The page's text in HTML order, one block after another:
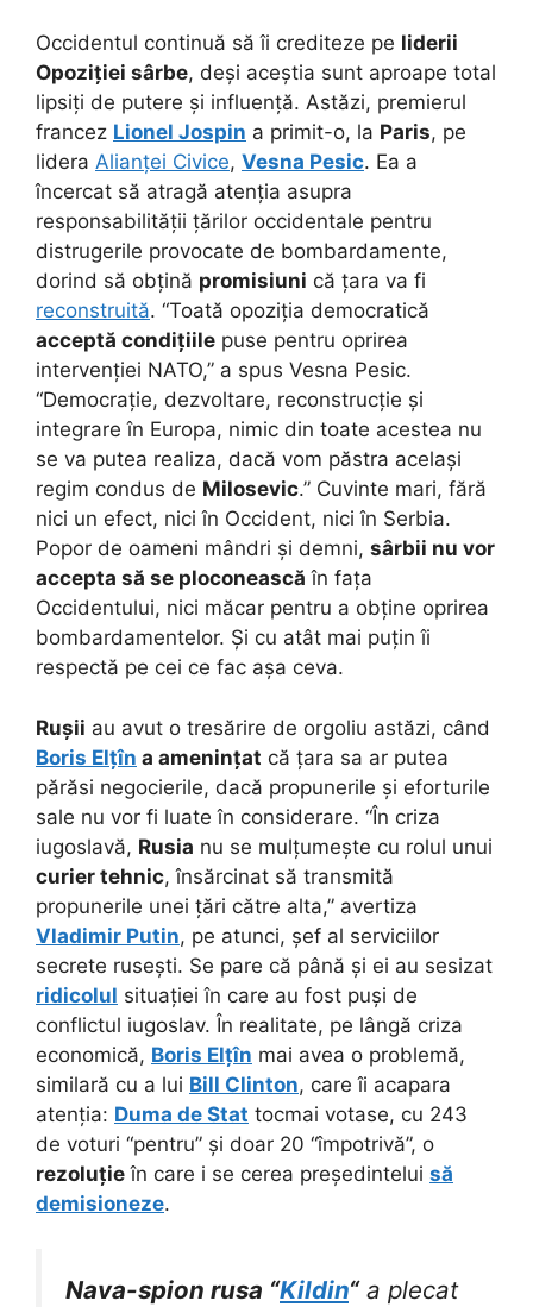
Occidentul continuă să îi crediteze pe liderii
Opoziției sârbe, deși aceștia sunt aproape total
lipsiți de putere și influență. Astăzi, premierul
francez Lionel Jospin a primit-o, la Paris, pe
lidera Alianței Civice, Vesna Pesic. Ea a
încercat să atragă atenția asupra
responsabilității țărilor occidentale pentru
distrugerile provocate de bombardamente,
dorind să obțină promisiuni că țara va fi
reconstruită. “Toată opoziția democratică
acceptă condițiile puse pentru oprirea
intervenției NATO,” a spus Vesna Pesic.
“Democrație, dezvoltare, reconstrucție și
integrare în Europa, nimic din toate acestea nu
se va putea realiza, dacă vom păstra același
regim condus de Milosevic.” Cuvinte mari, fără
nici un efect, nici în Occident, nici în Serbia.
Popor de oameni mândri și demni, sârbii nu vor
accepta să se ploconească în fața
Occidentului, nici măcar pentru a obține oprirea
bombardamentelor. Și cu atât mai puțin îi
respectă pe cei ce fac așa ceva.
Rușii au avut o tresărire de orgoliu astăzi, când
Boris Elțîn a amenințat că țara sa ar putea
părăsi negocierile, dacă propunerile și eforturile
sale nu vor fi luate în considerare. “În criza
iugoslavă, Rusia nu se mulțumește cu rolul unui
curier tehnic, însărcinat să transmită
propunerile unei țări către alta,” avertiza
Vladimir Putin, pe atunci, șef al serviciilor
secrete rusești. Se pare că până și ei au sesizat
ridicolul situației în care au fost puși de
conflictul iugoslav. În realitate, pe lângă criza
economică, Boris Elțîn mai avea o problemă,
similară cu a lui Bill Clinton, care îi acapara
atenția: Duma de Stat tocmai votase, cu 243
de voturi “pentru” și doar 20 “împotrivă”, o
rezoluție în care i se cerea președintelui să
demisioneze.
Nava-spion rusa “Kildin“a plecat